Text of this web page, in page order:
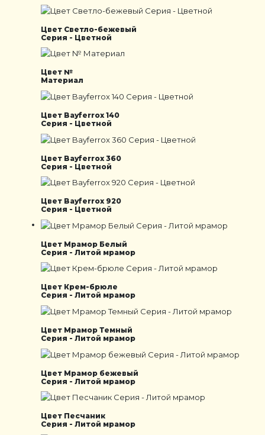
Цвет Светло-бежевый
Серия - Цветной
Цвет №
Материал
Цвет Bayferrox 140
Серия - Цветной
Цвет Bayferrox 360
Серия - Цветной
Цвет Bayferrox 920
Серия - Цветной
Цвет Мрамор Белый
Серия - Литой мрамор
Цвет Крем-брюле
Серия - Литой мрамор
Цвет Мрамор Темный
Серия - Литой мрамор
Цвет Мрамор бежевый
Серия - Литой мрамор
Цвет Песчаник
Серия - Литой мрамор